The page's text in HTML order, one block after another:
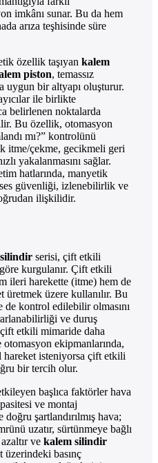
imkânı sunar. Bu da hem
arıza teşhisinde süre
özellik taşıyan kalem
piston, temassız
uygun bir altyapı oluşturur.
ile birlikte
belirlenen noktalarda
Bu özellik, otomasyon
mı?” kontrolünü
itme/çekme, gecikmeli geri
yakalanmasını sağlar.
hatlarında, manyetik
güvenliği, izlenebilirlik ve
ilişkilidir.
serisi, çift etkili
kurgulanır. Çift etkili
ileri harekette (itme) hem de
üretmek üzere kullanılır. Bu
kontrol edilebilir olmasını
ve duruş
etkili mimaride daha
ekipmanlarında,
isteniyorsa çift etkili
bir tercih olur.
başlıca faktörler hava
ve montaj
şartlandırılmış hava;
uzatır, sürtünmeye bağlı
ve kalem silindir
üzerindeki basınç